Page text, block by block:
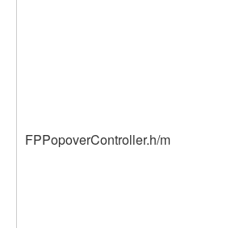
FPPopoverController.h/m